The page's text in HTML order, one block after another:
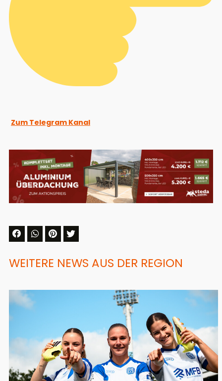
Zum Telegram Kanal
WEITERE NEWS AUS DER REGION